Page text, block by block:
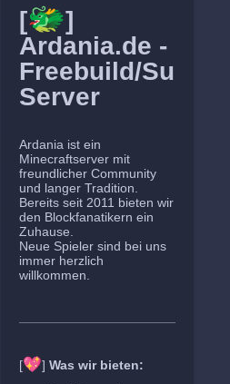
[🐲]
Ardania.de -
Freebuild/Survival
Server
Ardania ist ein
Minecraftserver mit
freundlicher Community
und langer Tradition.
Bereits seit 2011 bieten wir
den Blockfanatikern ein
Zuhause.
Neue Spieler sind bei uns
immer herzlich
willkommen.
[💖] Was wir bieten: